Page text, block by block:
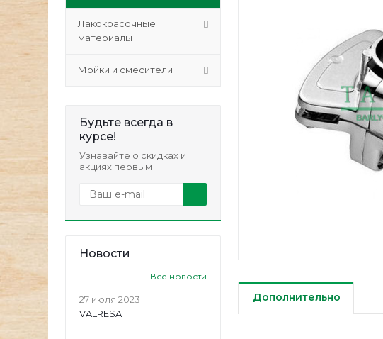
Лакокрасочные
материалы
Мойки и смесители
Будьте всегда в
курсе!
Узнавайте о скидках и
акциях первым
Новости
Все новости
27 июля 2023
VALRESA
Дополнительно